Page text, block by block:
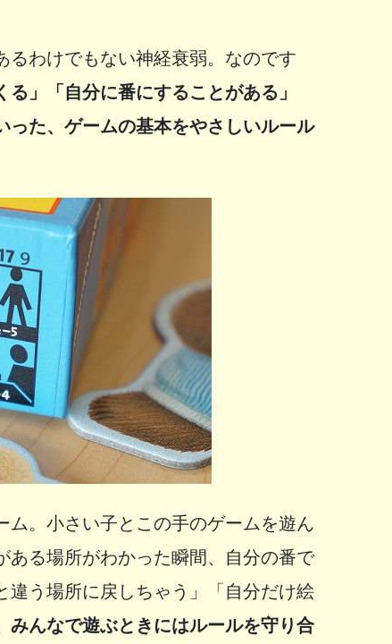
わけでもない神経衰弱。なのです
」「自分に番にすることがある」
った、ゲームの基本をやさしいルール
ム。小さい子とこの手のゲームを遊ん
る場所がわかった瞬間、自分の番で
う場所に戻しちゃう」「自分だけ絵
みんなで遊ぶときにはルールを守り合